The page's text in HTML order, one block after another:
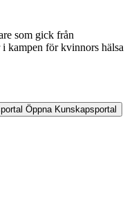
som gick från
kampen för kvinnors hälsa
Öppna Kunskapsportal